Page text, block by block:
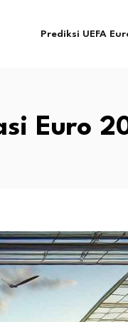
Prediksi UEFA
Euro